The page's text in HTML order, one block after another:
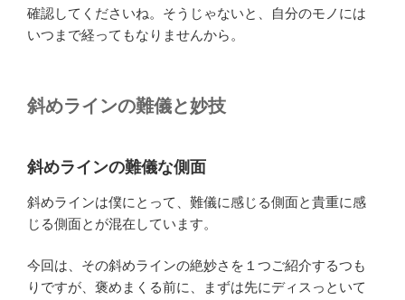
確認してくださいね。そうじゃないと、自分のモノには
いつまで経ってもなりませんから。
斜めラインの難儀と妙技
斜めラインの難儀な側面
斜めラインは僕にとって、難儀に感じる側面と貴重に感
じる側面とが混在しています。
今回は、その斜めラインの絶妙さを１つご紹介するつも
りですが、褒めまくる前に、まずは先にディスっといて